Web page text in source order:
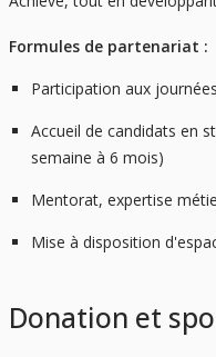
Formules de partenariat :
Participation aux
Accueil de candidats en
semaine à 6 mois)
Mentorat, expertise
Mise à disposition
Donation et